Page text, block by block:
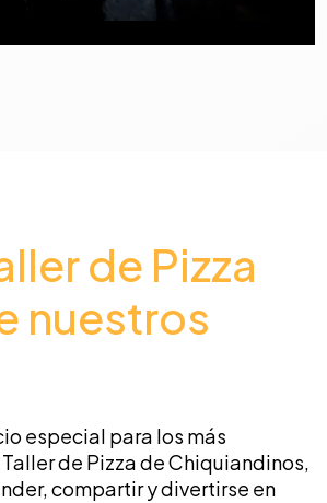
de Pizza
nuestros
especial para los más
de Pizza de Chiquiandinos,
compartir y divertirse en